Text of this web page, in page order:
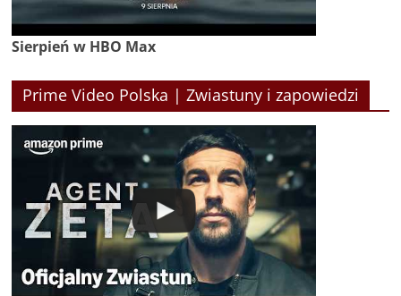
Sierpień w HBO Max
Prime Video Polska | Zwiastuny i zapowiedzi